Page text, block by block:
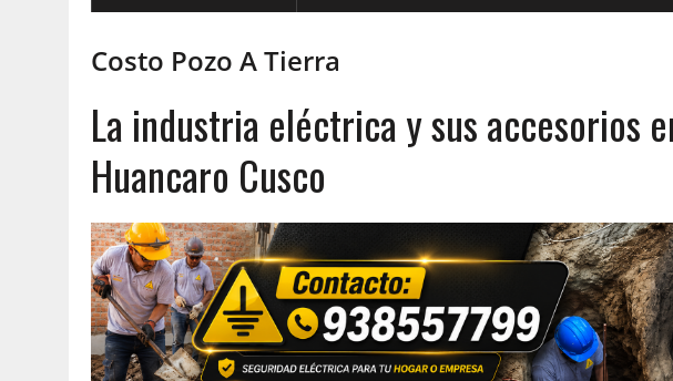
Costo Pozo A Tierra
La industria eléctrica y sus accesorios
Huancaro Cusco